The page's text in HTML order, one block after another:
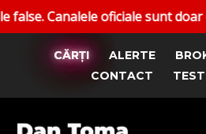
oficiale sunt doar cele afișate
CĂRȚI ALERTE
CONTACT